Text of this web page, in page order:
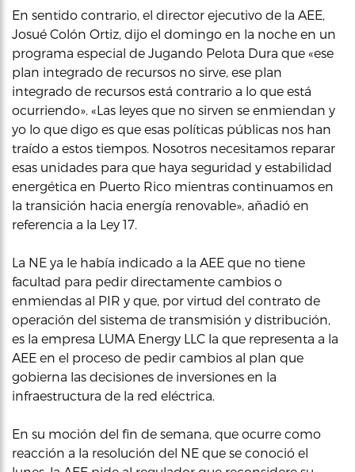
En sentido contrario, el director ejecutivo de la AEE,
Josué Colón Ortiz, dijo el domingo en la noche en un
programa especial de Jugando Pelota Dura que «ese
plan integrado de recursos no sirve, ese plan
integrado de recursos está contrario a lo que está
ocurriendo». «Las leyes que no sirven se enmiendan y
yo lo que digo es que esas políticas públicas nos han
traído a estos tiempos. Nosotros necesitamos reparar
esas unidades para que haya seguridad y estabilidad
energética en Puerto Rico mientras continuamos en
la transición hacia energía renovable», añadió en
referencia a la Ley 17.
La NE ya le había indicado a la AEE que no tiene
facultad para pedir directamente cambios o
enmiendas al PIR y que, por virtud del contrato de
operación del sistema de transmisión y distribución,
es la empresa LUMA Energy LLC la que representa a la
AEE en el proceso de pedir cambios al plan que
gobierna las decisiones de inversiones en la
infraestructura de la red eléctrica.
En su moción del fin de semana, que ocurre como
reacción a la resolución del NE que se conoció el